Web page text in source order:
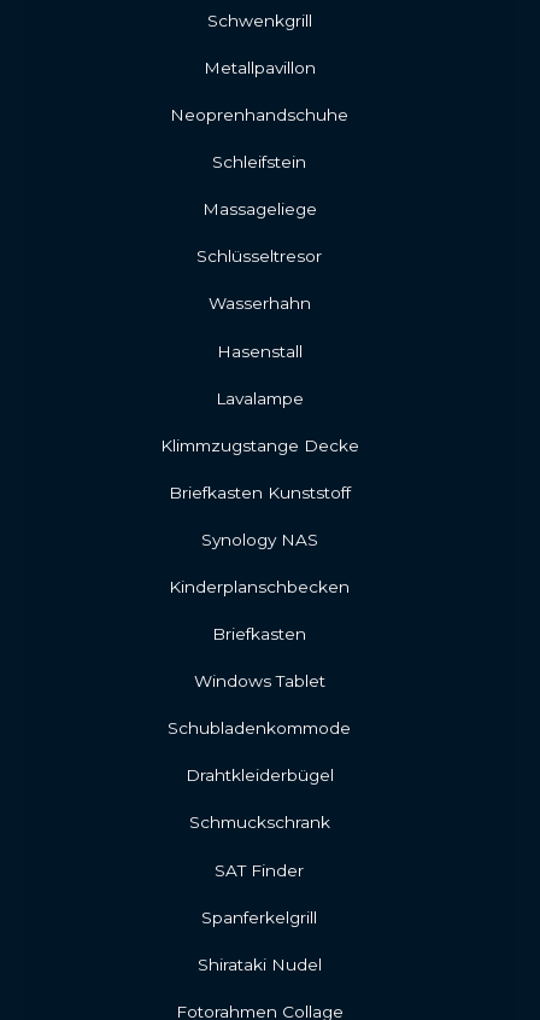
Schwenkgrill
Metallpavillon
Neoprenhandschuhe
Schleifstein
Massageliege
Schlüsseltresor
Wasserhahn
Hasenstall
Lavalampe
Klimmzugstange Decke
Briefkasten Kunststoff
Synology NAS
Kinderplanschbecken
Briefkasten
Windows Tablet
Schubladenkommode
Drahtkleiderbügel
Schmuckschrank
SAT Finder
Spanferkelgrill
Shirataki Nudel
Fotorahmen Collage